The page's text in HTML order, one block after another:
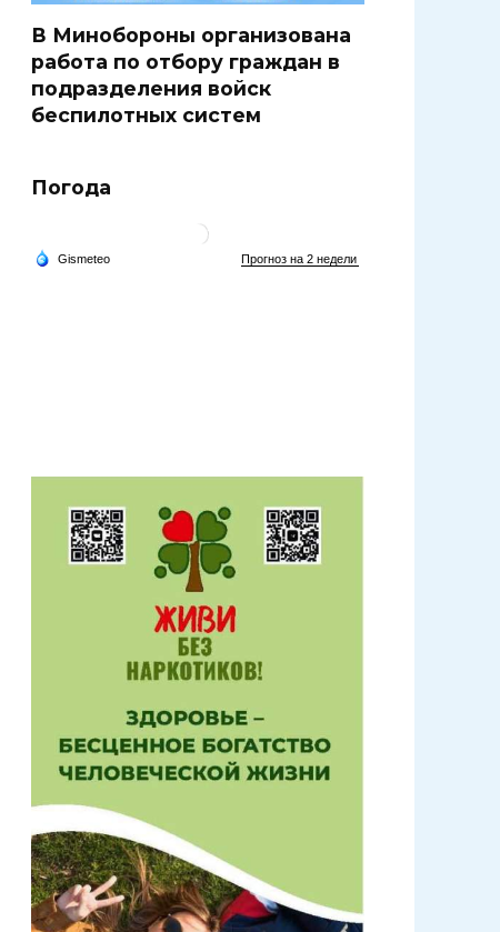
В Минобороны организована
работа по отбору граждан в
подразделения войск
беспилотных систем
Погода